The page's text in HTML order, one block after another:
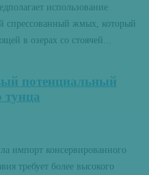
использование
спрессованный жмых, который
в озерах со стоячей...
потенциальный
тунца
импорт консервированного
требует более высокого